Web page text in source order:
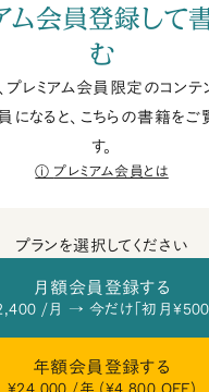
ム会員登録して
む
プレミアム会員限定のコンテ
になると、こちらの書籍をご
す。
プレミアム会員とは
プランを選択してください
月額会員登録する
/月 → 今だけ「初月¥500
年額会員登録する